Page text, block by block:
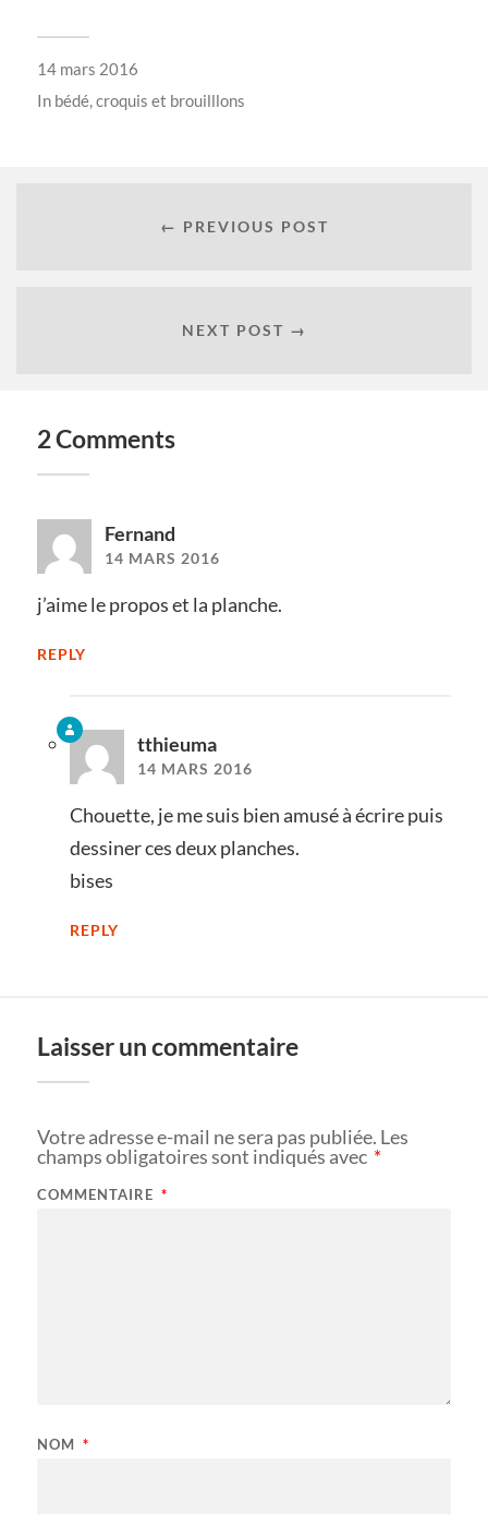
14 mars 2016
In bédé,croquis et brouilllons
← PREVIOUS POST
NEXT POST →
2 Comments
Fernand
14 MARS 2016
j’aime le propos et la planche.
REPLY
tthieuma
14 MARS 2016
Chouette, je me suis bien amusé à écrire puis
dessiner ces deux planches.
bises
REPLY
Laisser un commentaire
Votre adresse e-mail ne sera pas publiée. Les
champs obligatoires sont indiqués avec *
COMMENTAIRE *
NOM *